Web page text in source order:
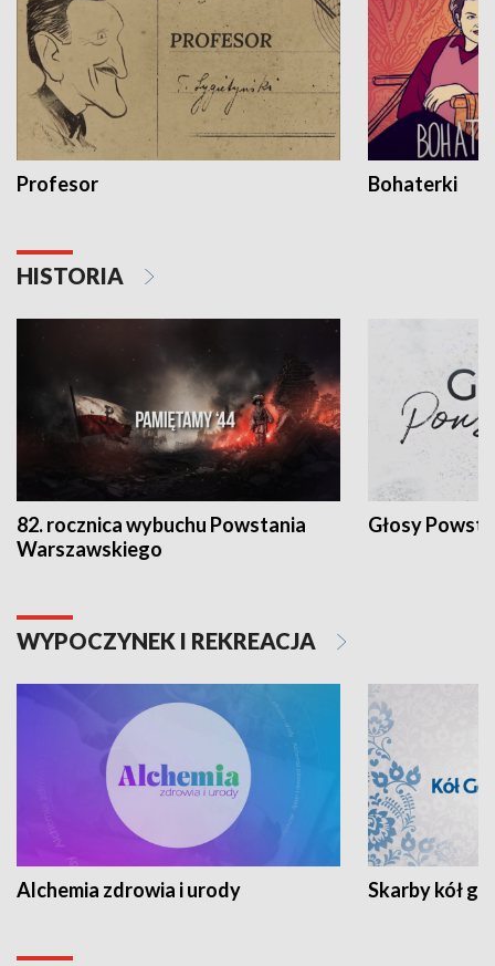
Profesor Bohaterki
HISTORIA
82. rocznica wybuchu Powstania
Warszawskiego
Głosy
WYPOCZYNEK I REKREACJA
Alchemia zdrowia i urody Skarby kół